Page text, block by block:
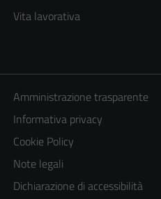
Vita lavorativa
Amministrazione trasparente
Informativa privacy
Cookie Policy
Note legali
Dichiarazione di accessibilità